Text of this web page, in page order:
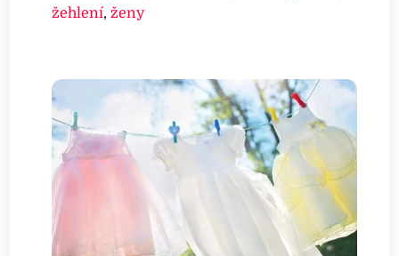
žehlení,ženy